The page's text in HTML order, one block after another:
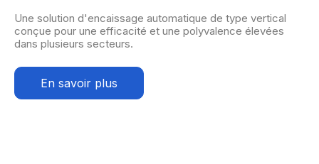
Une solution d'encaissage automatique de type vertical
conçue pour une efficacité et une polyvalence élevées
dans plusieurs secteurs.
En savoir plus